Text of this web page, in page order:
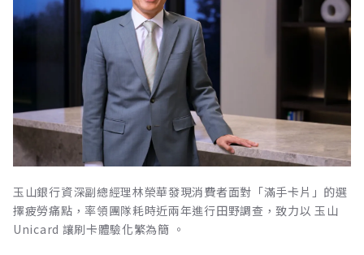
玉山銀行資深副總經理林榮華發現消費者面對「滿手卡片」的選
擇疲勞痛點，率領團隊耗時近兩年進行田野調查，致力以 玉山
Unicard 讓刷卡體驗化繁為簡 。